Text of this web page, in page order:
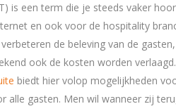
is een term die je steeds vaker
en ook voor de hospitality
verbeteren de beleving van de
ook de kosten worden
biedt hier volop mogelijkheden
alle gasten. Men wil wanneer zij